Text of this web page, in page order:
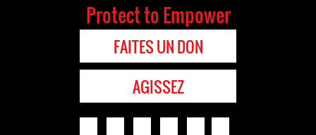
Protect to Empower
FAITES UN DON
AGISSEZ